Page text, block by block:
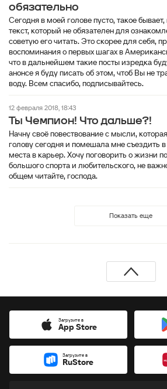
обязательно
Сегодня в моей голове пусто, такое
текст, который не обязателен для
советую его читать. Это скорее для себя,
воспоминания о первых шагах в
что в дальнейшем такие посты изредка
анонсе я буду писать об этом, чтоб Вы не
воду. Всем спасибо, подписывайтесь.
12 февраля 2018, 18:43
Ты Чемпион! Что дальше?!
Начну своё повествование с мысли,
голову сегодня и помешала мне съездить
места в карьер. Хочу поговорить о жизни
большого спорта и любительского, не
общем читайте, господа.
Показать еще
Загрузите в
App Store
Загрузите в
RuStore